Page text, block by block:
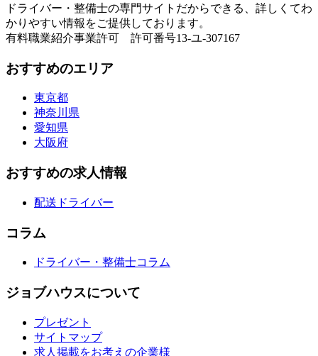
ドライバー・整備士の専門サイトだからできる、詳しくてわ
かりやすい情報をご提供しております。
有料職業紹介事業許可 許可番号13-ユ-307167
おすすめのエリア
東京都
神奈川県
愛知県
大阪府
おすすめの求人情報
配送ドライバー
コラム
ドライバー・整備士コラム
ジョブハウスについて
プレゼント
サイトマップ
求人掲載をお考えの企業様